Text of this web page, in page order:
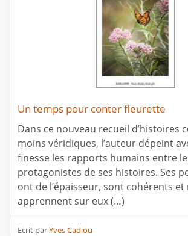
Un temps pour conter fleurette
Dans ce nouveau recueil d’histoires
moins véridiques, l’auteur dépeint
finesse les rapports humains entre
protagonistes de ses histoires. Ses
ont de l’épaisseur, sont cohérents et
apprennent sur eux (…)
Ecrit parYves Cadiou